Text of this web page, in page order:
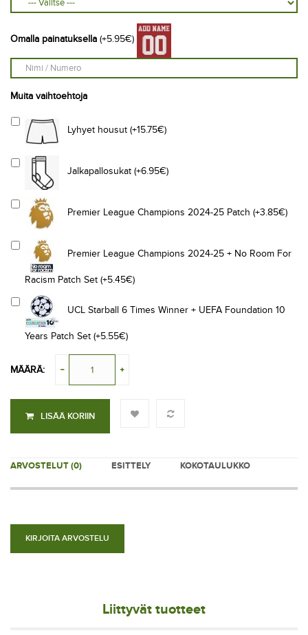
Omalla painatuksella (+5.95€)
Muita vaihtoehtoja
Lyhyet housut (+15.75€)
Jalkapallosukat (+6.95€)
Premier League Champions 2024-25 Patch (+3.85€)
Premier League Champions 2024-25 + No Room For
Racism Patch Set (+5.45€)
UCL Starball 6 Times Winner + UEFA Foundation 10
Years Patch Set (+5.55€)
MÄÄRÄ:
LISÄÄ KORIIN
ARVOSTELUT (0) ESITTELY KOKOTAULUKKO
KIRJOITA ARVOSTELU
Liittyvät tuotteet